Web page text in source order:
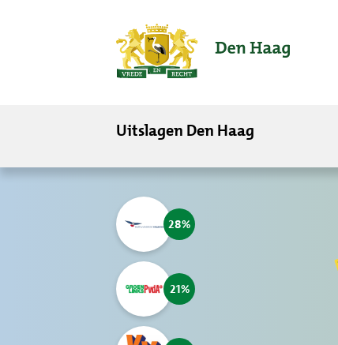
Uitslagen Den Haag
28
21